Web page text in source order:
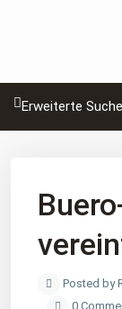
Erweiterte Suche
Posted by
0